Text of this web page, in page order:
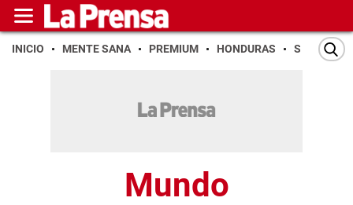
INICIO MENTE SANA PREMIUM HONDURAS SAN PEDRO
Mundo